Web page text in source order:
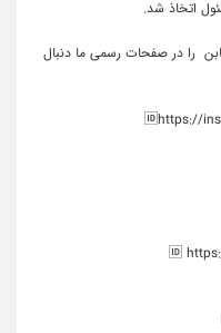
اتخاذ شد.
را در صفحات رسمی ما دنبال
🆔https://
🆔